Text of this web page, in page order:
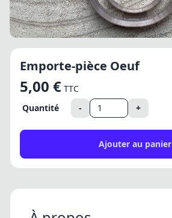
Emporte-pièce Oeuf
5,00 € TTC
Quantité
- +
Ajouter au panier